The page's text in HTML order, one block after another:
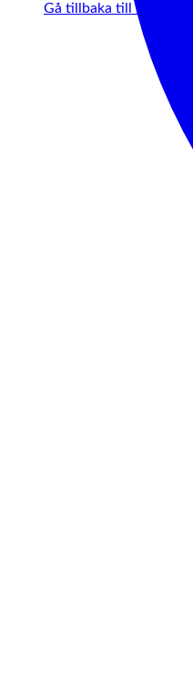
Gå tillbaka till butiken